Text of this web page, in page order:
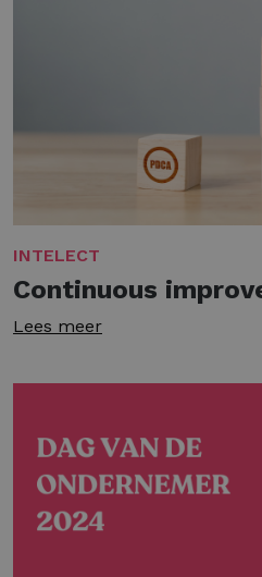
INTELECT
Continuous
Lees meer